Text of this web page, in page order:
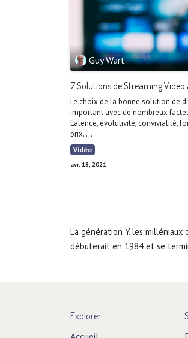
Guy Wart
7 Solutions de Streaming Video
Le choix de la bonne solution de
important avec de nombreux
Latence, évolutivité, convivialité,
prix. ...
Vidéo
avr. 18, 2021
La génération Y, les
débuterait en 1984 et se
Explorer